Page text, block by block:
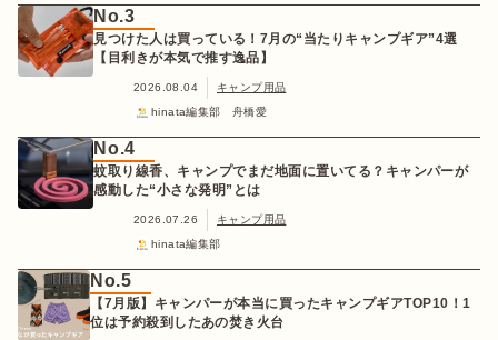
No.3
見つけた人は買っている！7月の“当たりキャンプギア”4選
【目利きが本気で推す逸品】
2026.08.04
キャンプ用品
hinata編集部 舟橋愛
No.4
蚊取り線香、キャンプでまだ地面に置いてる？キャンパーが
感動した“小さな発明”とは
2026.07.26
キャンプ用品
hinata編集部
No.5
【7月版】キャンパーが本当に買ったキャンプギアTOP10！1
位は予約殺到したあの焚き火台